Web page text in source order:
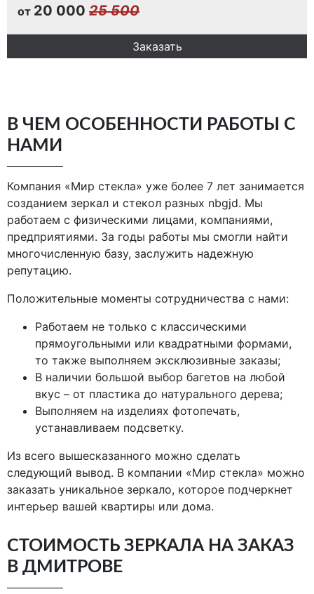
от 20 000 25 500
Заказать
В ЧЕМ ОСОБЕННОСТИ РАБОТЫ С
НАМИ
Компания «Мир стекла» уже более 7 лет занимается
созданием зеркал и стекол разных nbgjd. Мы
работаем с физическими лицами, компаниями,
предприятиями. За годы работы мы смогли найти
многочисленную базу, заслужить надежную
репутацию.
Положительные моменты сотрудничества с нами:
Работаем не только с классическими
прямоугольными или квадратными формами,
то также выполняем эксклюзивные заказы;
В наличии большой выбор багетов на любой
вкус – от пластика до натурального дерева;
Выполняем на изделиях фотопечать,
устанавливаем подсветку.
Из всего вышесказанного можно сделать
следующий вывод. В компании «Мир стекла» можно
заказать уникальное зеркало, которое подчеркнет
интерьер вашей квартиры или дома.
СТОИМОСТЬ ЗЕРКАЛА НА ЗАКАЗ
В ДМИТРОВЕ